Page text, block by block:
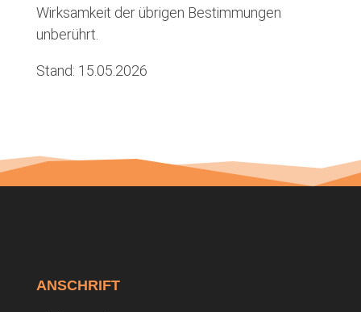
Wirksamkeit der übrigen Bestimmungen
unberührt.
Stand: 15.05.2026
ANSCHRIFT